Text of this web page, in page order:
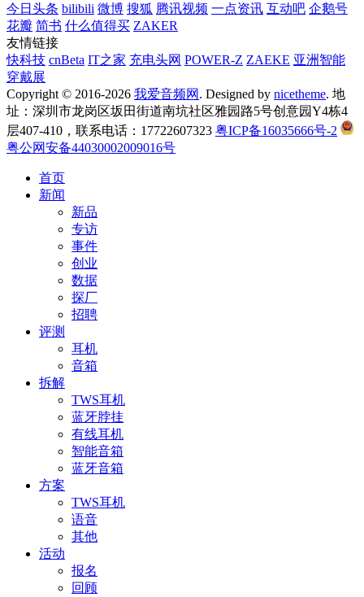
今日头条 bilibili 微博 搜狐 腾讯视频 一点资讯 互动吧 企鹅号
花瓣 简书 什么值得买 ZAKER
友情链接
快科技 cnBeta IT之家 充电头网 POWER-Z ZAEKE 亚洲智能
穿戴展
Copyright © 2016-2026 我爱音频网 . Designed by nicetheme. 地
址：深圳市龙岗区坂田街道南坑社区雅园路5号创意园Y4栋4
层407-410，联系电话：17722607323 粤ICP备16035666号-2
粤公网安备44030002009016号
首页
新闻
新品
专访
事件
创业
数据
探厂
招聘
评测
耳机
音箱
拆解
TWS耳机
蓝牙脖挂
有线耳机
智能音箱
蓝牙音箱
方案
TWS耳机
语音
其他
活动
报名
回顾